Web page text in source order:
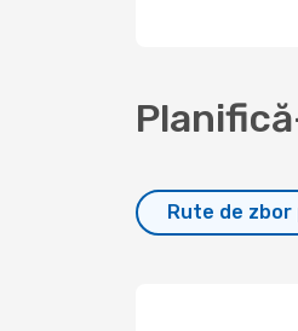
Rute de zbor